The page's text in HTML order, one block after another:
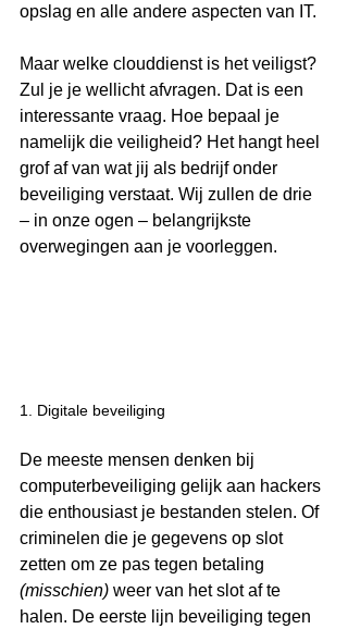
opslag en alle andere aspecten van IT.
Maar welke clouddienst is het veiligst?
Zul je je wellicht afvragen. Dat is een
interessante vraag. Hoe bepaal je
namelijk die veiligheid? Het hangt heel
grof af van wat jij als bedrijf onder
beveiliging verstaat. Wij zullen de drie
– in onze ogen – belangrijkste
overwegingen aan je voorleggen.
1. Digitale beveiliging
De meeste mensen denken bij
computerbeveiliging gelijk aan hackers
die enthousiast je bestanden stelen. Of
criminelen die je gegevens op slot
zetten om ze pas tegen betaling
(misschien) weer van het slot af te
halen. De eerste lijn beveiliging tegen